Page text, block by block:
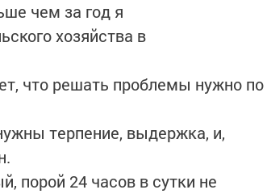
чем за год я
хозяйства в
что решать проблемы нужно по
терпение, выдержка, и,
порой 24 часов в сутки не